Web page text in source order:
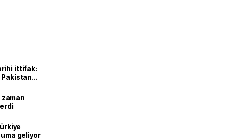
ittifak:
zaman
geliyor